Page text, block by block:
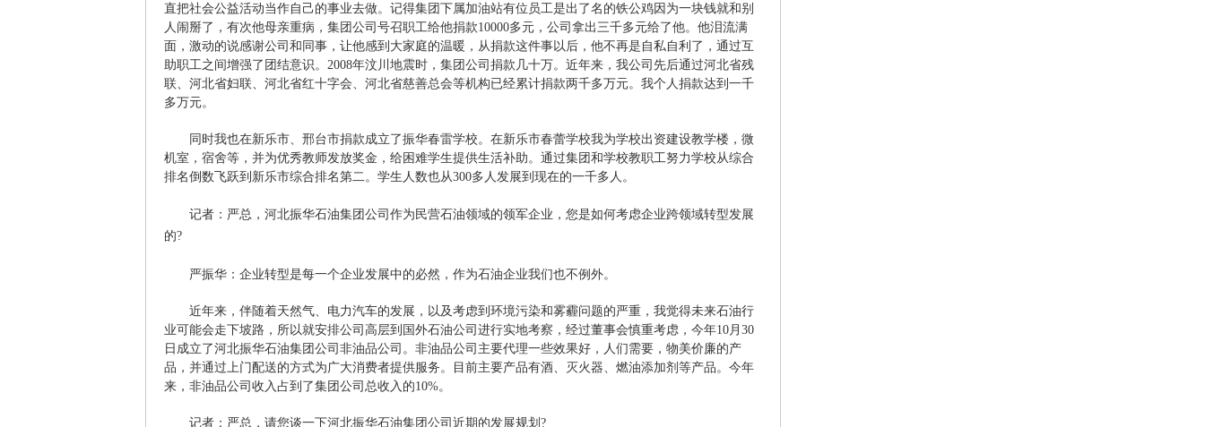
直把社会公益活动当作自己的事业去做。记得集团下属加油站有位员工是出了名的铁公鸡因为一块钱就和别
人闹掰了，有次他母亲重病，集团公司号召职工给他捐款10000多元，公司拿出三千多元给了他。他泪流满
面，激动的说感谢公司和同事，让他感到大家庭的温暖，从捐款这件事以后，他不再是自私自利了，通过互
助职工之间增强了团结意识。2008年汶川地震时，集团公司捐款几十万。近年来，我公司先后通过河北省残
联、河北省妇联、河北省红十字会、河北省慈善总会等机构已经累计捐款两千多万元。我个人捐款达到一千
多万元。
同时我也在新乐市、邢台市捐款成立了振华春雷学校。在新乐市春蕾学校我为学校出资建设教学楼，微
机室，宿舍等，并为优秀教师发放奖金，给困难学生提供生活补助。通过集团和学校教职工努力学校从综合
排名倒数飞跃到新乐市综合排名第二。学生人数也从300多人发展到现在的一千多人。
记者：严总，河北振华石油集团公司作为民营石油领域的领军企业，您是如何考虑企业跨领域转型发展
的?
严振华：企业转型是每一个企业发展中的必然，作为石油企业我们也不例外。
近年来，伴随着天然气、电力汽车的发展，以及考虑到环境污染和雾霾问题的严重，我觉得未来石油行
业可能会走下坡路，所以就安排公司高层到国外石油公司进行实地考察，经过董事会慎重考虑，今年10月30
日成立了河北振华石油集团公司非油品公司。非油品公司主要代理一些效果好，人们需要，物美价廉的产
品，并通过上门配送的方式为广大消费者提供服务。目前主要产品有酒、灭火器、燃油添加剂等产品。今年
来，非油品公司收入占到了集团公司总收入的10%。
记者：严总，请您谈一下河北振华石油集团公司近期的发展规划?